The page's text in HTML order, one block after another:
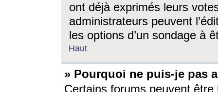
ont déjà exprimés leurs
administrateurs peuvent
les options d’un sondage à
Haut
» Pourquoi ne puis-je pas
Certains forums peuvent être